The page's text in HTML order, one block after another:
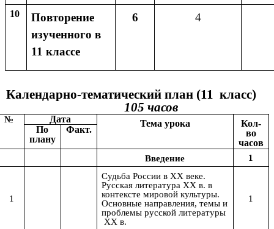
10
Повторение
изученного в
11 классе
6 4
Календарно-тематический план (11 класс)
105 часов
№ Дата Тема урока
Кол-
во
часов
По
плану
Факт.
Введение 1
1
Судьба России в XX веке.
Русская литература XX в. в
контексте мировой культуры.
Основные направления, темы и
проблемы русской литературы
XX в.
1